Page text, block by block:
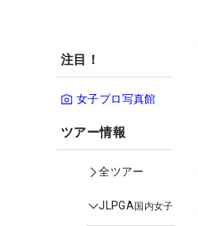
注目！
女子プロ写真館
ツアー情報
全ツアー
JLPGA国内女子